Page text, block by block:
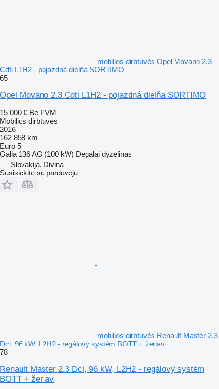
mobilios dirbtuvės Opel Movano 2.3
Cdti L1H2 - pojazdná dielňa SORTIMO
65
Opel Movano 2.3 Cdti L1H2 - pojazdná dielňa SORTIMO
15 000 € Be PVM
Mobilios dirbtuvės
2016
162 858 km
Euro 5
Galia 136 AG (100 kW) Degalai dyzelinas
Slovakija, Divina
Susisiekite su pardavėju
mobilios dirbtuvės Renault Master 2.3
Dci, 96 kW, L2H2 - regálový systém BOTT + žeriav
78
Renault Master 2.3 Dci, 96 kW, L2H2 - regálový systém
BOTT + žeriav